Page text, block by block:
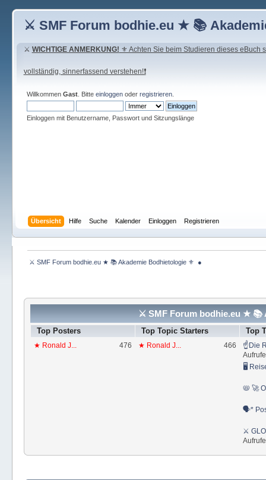
⚔ SMF Forum bodhie.eu ★ 📚
⚔ WICHTIGE ANMERKUNG! ⚜ Achten Sie beim Studieren dieses eBuch
vollständig, sinnerfassend verstehen!❗
Willkommen Gast. Bitte einloggenoder registrieren.
Einloggen mit Benutzername, Passwort und Sitzungslänge
Übersicht Hilfe Suche Kalender Einloggen Registrieren
⚔ SMF Forum bodhie.eu ★ 📚 Akademie Bodhietologie ⚜  ●
⚔ SMF Forum bodhie.eu ★ 📚
Top Posters Top Topic Starters Top
★ Ronald J... 476 ★ Ronald J... 466
☝Die
Aufrufe
🖥
📛 🚀
🗣*
⚔
Aufrufe